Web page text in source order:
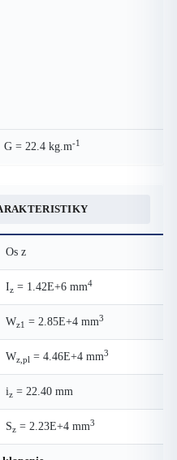
G = 22.4 kg.m-1
Os z
Iz = 1.42E+6 mm4
Wz1 = 2.85E+4 mm3
Wz,pl = 4.46E+4 mm3
iz = 22.40 mm
Sz = 2.23E+4 mm3